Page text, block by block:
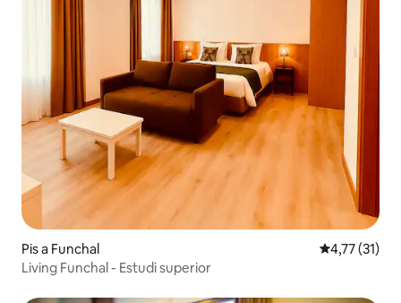
Pis a Funchal 4,77 de
4,77 (31)
Living Funchal - Estudi superior